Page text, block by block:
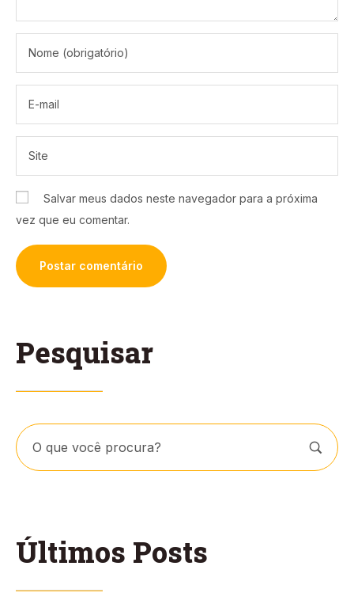
Pesquisar
Últimos Posts
Salvar meus dados neste navegador para a próxima
vez que eu comentar.